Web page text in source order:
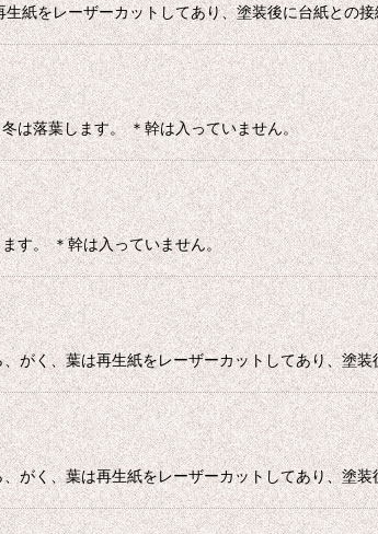
紙をレーザーカットしてあり、塗装後に台紙との
は落葉します。 ＊幹は入っていません。
す。 ＊幹は入っていません。
がく、葉は再生紙をレーザーカットしてあり、塗
がく、葉は再生紙をレーザーカットしてあり、塗